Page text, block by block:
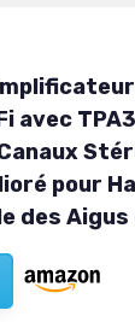
avec
pour
des